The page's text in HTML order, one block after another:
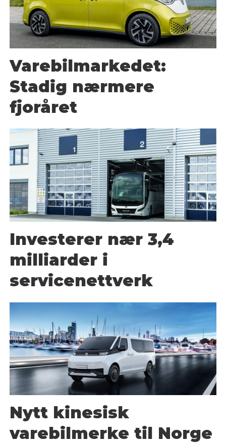
Varebilmarkedet:
Stadig nærmere
fjoråret
Investerer nær 3,4
milliarder i
servicenettverk
Nytt kinesisk
varebilmerke til Norge